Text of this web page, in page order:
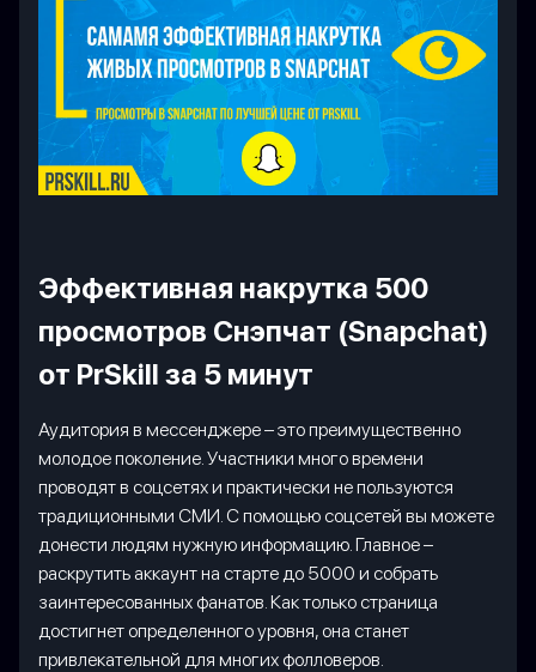
Эффективная накрутка 500
просмотров Снэпчат (Snapchat)
от PrSkill за 5 минут
Аудитория в мессенджере – это преимущественно
молодое поколение. Участники много времени
проводят в соцсетях и практически не пользуются
традиционными СМИ. С помощью соцсетей вы можете
донести людям нужную информацию. Главное –
раскрутить аккаунт на старте до 5000 и собрать
заинтересованных фанатов. Как только страница
достигнет определенного уровня, она станет
привлекательной для многих фолловеров.